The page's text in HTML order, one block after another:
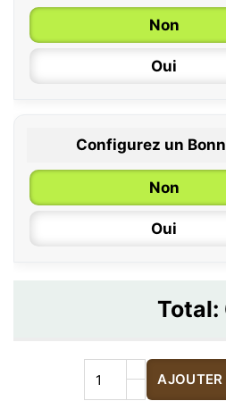
Non
Oui
Configurez un
Non
Oui
Total: